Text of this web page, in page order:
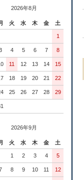
2026年8月
火 水 木 金 土
1
4 5 6 7 8
11 12 13 14 15
18 19 20 21 22
25 26 27 28 29
2026年9月
火 水 木 金 土
1 2 3 4 5
8 9 10 11 12